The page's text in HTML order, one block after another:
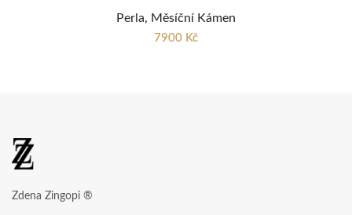
Perla, Měsíční Kámen
7900 Kč
Zdena Zingopi ®